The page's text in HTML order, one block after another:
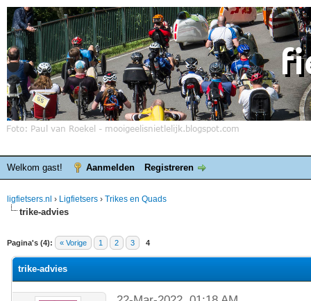
Welkom gast! Aanmelden Registreren
ligfietsers.nl › Ligfietsers › Trikes en Quads
trike-advies
Pagina's (4): « Vorige 1 2 3 4
waardering is 0
trike-advies